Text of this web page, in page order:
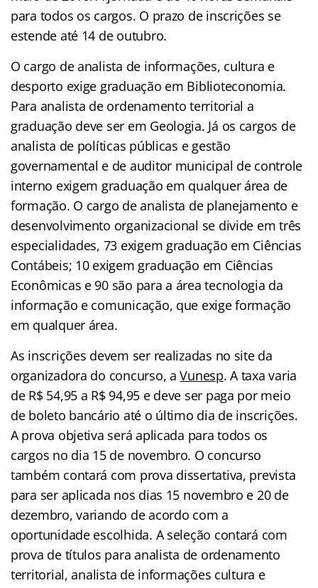
para todos os cargos. O prazo de inscrições se
estende até 14 de outubro.
O cargo de analista de informações, cultura e
desporto exige graduação em Biblioteconomia.
Para analista de ordenamento territorial a
graduação deve ser em Geologia. Já os cargos de
analista de políticas públicas e gestão
governamental e de auditor municipal de controle
interno exigem graduação em qualquer área de
formação. O cargo de analista de planejamento e
desenvolvimento organizacional se divide em três
especialidades, 73 exigem graduação em Ciências
Contábeis; 10 exigem graduação em Ciências
Econômicas e 90 são para a área tecnologia da
informação e comunicação, que exige formação
em qualquer área.
As inscrições devem ser realizadas no site da
organizadora do concurso, aVunesp. A taxa varia
de R$ 54,95 a R$ 94,95 e deve ser paga por meio
de boleto bancário até o último dia de inscrições.
A prova objetiva será aplicada para todos os
cargos no dia 15 de novembro. O concurso
também contará com prova dissertativa, prevista
para ser aplicada nos dias 15 novembro e 20 de
dezembro, variando de acordo com a
oportunidade escolhida. A seleção contará com
prova de títulos para analista de ordenamento
territorial, analista de informações cultura e